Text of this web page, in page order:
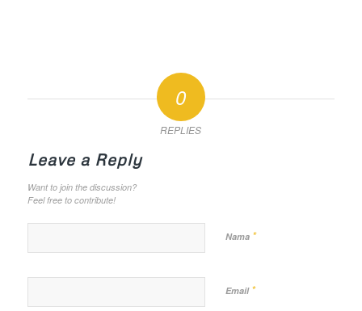
0
REPLIES
Leave a Reply
Want to join the discussion?
Feel free to contribute!
Nama *
Email *